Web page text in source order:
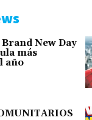
New Day
más
año